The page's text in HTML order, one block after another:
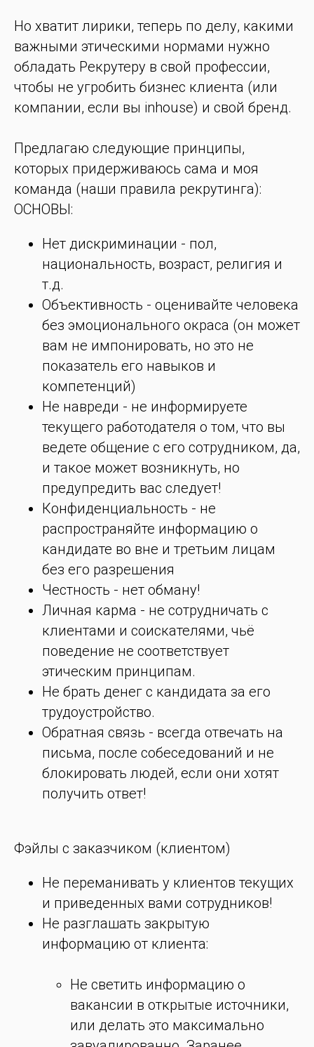
Но хватит лирики, теперь по делу, какими
важными этическими нормами нужно
обладать Рекрутеру в свой профессии,
чтобы не угробить бизнес клиента (или
компании, если вы inhouse) и свой бренд.
Предлагаю следующие принципы,
которых придерживаюсь сама и моя
команда (наши правила рекрутинга):
ОСНОВЫ:
Нет дискриминации - пол,
национальность, возраст, религия и
т.д.
Объективность - оценивайте человека
без эмоционального окраса (он может
вам не импонировать, но это не
показатель его навыков и
компетенций)
Не навреди - не информируете
текущего работодателя о том, что вы
ведете общение с его сотрудником, да,
и такое может возникнуть, но
предупредить вас следует!
Конфиденциальность - не
распространяйте информацию о
кандидате во вне и третьим лицам
без его разрешения
Честность - нет обману!
Личная карма - не сотрудничать с
клиентами и соискателями, чьё
поведение не соответствует
этическим принципам.
Не брать денег с кандидата за его
трудоустройство.
Обратная связь - всегда отвечать на
письма, после собеседований и не
блокировать людей, если они хотят
получить ответ!
Фэйлы с заказчиком (клиентом)
Не переманивать у клиентов текущих
и приведенных вами сотрудников!
Не разглашать закрытую
информацию от клиента:
Не светить информацию о
вакансии в открытые источники,
или делать это максимально